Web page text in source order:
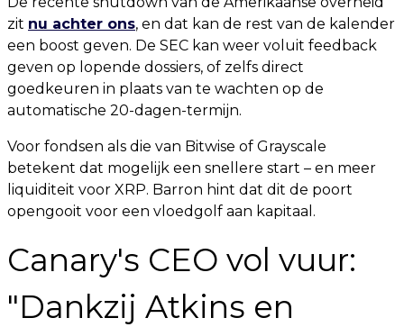
zit nu achter ons, en dat kan de rest van de kalender
een boost geven. De SEC kan weer voluit feedback
geven op lopende dossiers, of zelfs direct
goedkeuren in plaats van te wachten op de
automatische 20-dagen-termijn.
Voor fondsen als die van Bitwise of Grayscale
betekent dat mogelijk een snellere start – en meer
liquiditeit voor XRP. Barron hint dat dit de poort
opengooit voor een vloedgolf aan kapitaal.
Canary's CEO vol vuur:
"Dankzij Atkins en